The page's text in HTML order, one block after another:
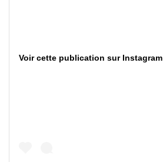
Voir cette publication sur Instagram